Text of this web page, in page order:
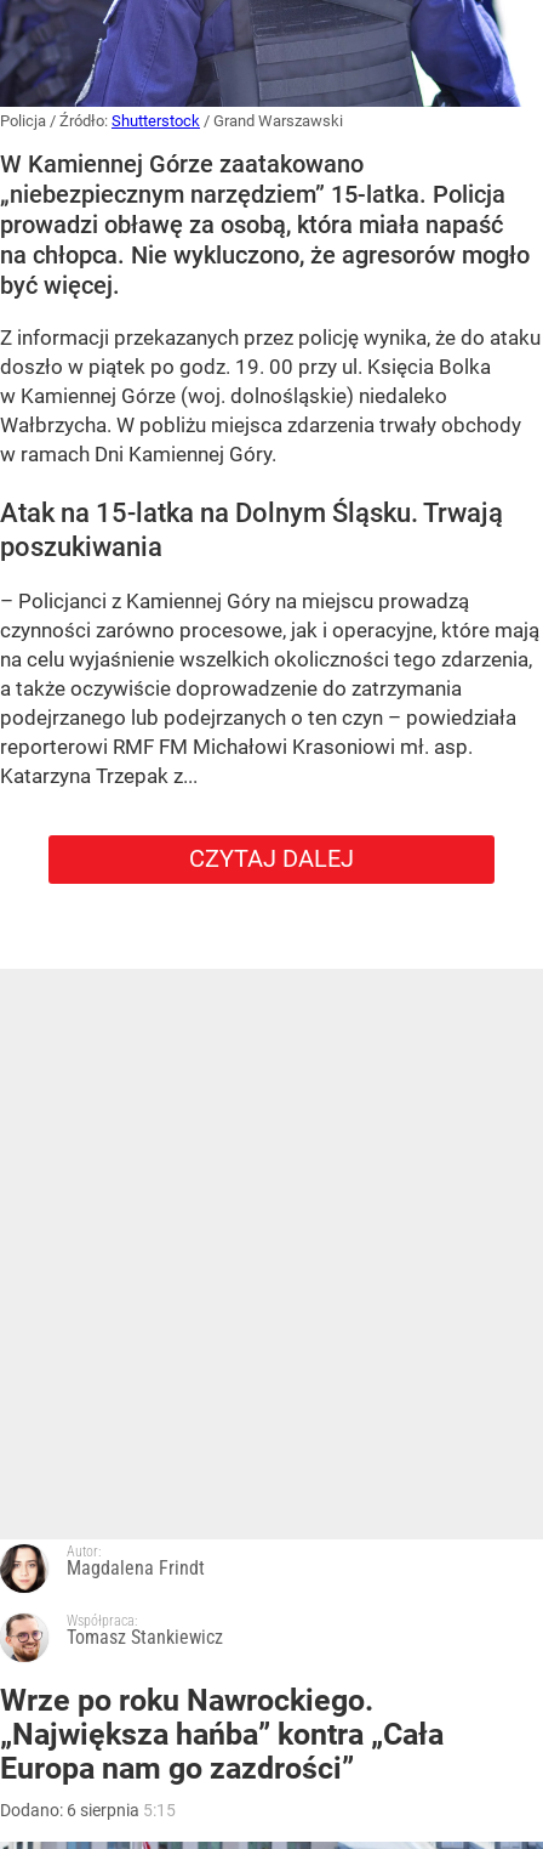
Policja / Źródło: Shutterstock / Grand Warszawski
W Kamiennej Górze zaatakowano
„niebezpiecznym narzędziem” 15-latka. Policja
prowadzi obławę za osobą, która miała napaść
na chłopca. Nie wykluczono, że agresorów mogło
być więcej.
Z informacji przekazanych przez policję wynika, że do ataku
doszło w piątek po godz. 19. 00 przy ul. Księcia Bolka
w Kamiennej Górze (woj. dolnośląskie) niedaleko
Wałbrzycha. W pobliżu miejsca zdarzenia trwały obchody
w ramach Dni Kamiennej Góry.
Atak na 15-latka na Dolnym Śląsku. Trwają
poszukiwania
– Policjanci z Kamiennej Góry na miejscu prowadzą
czynności zarówno procesowe, jak i operacyjne, które mają
na celu wyjaśnienie wszelkich okoliczności tego zdarzenia,
a także oczywiście doprowadzenie do zatrzymania
podejrzanego lub podejrzanych o ten czyn – powiedziała
reporterowi RMF FM Michałowi Krasoniowi mł. asp.
Katarzyna Trzepak z...
CZYTAJ DALEJ
Autor:
Magdalena Frindt
Współpraca:
Tomasz Stankiewicz
Wrze po roku Nawrockiego.
„Największa hańba” kontra „Cała
Europa nam go zazdrości”
Dodano: 6 sierpnia 5:15